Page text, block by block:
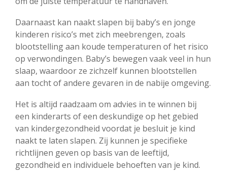
Daarnaast kan naakt slapen bij baby’s en jonge
kinderen risico’s met zich meebrengen, zoals
blootstelling aan koude temperaturen of het risico
op verwondingen. Baby’s bewegen vaak veel in hun
slaap, waardoor ze zichzelf kunnen blootstellen
aan tocht of andere gevaren in de nabije omgeving.
Het is altijd raadzaam om advies in te winnen bij
een kinderarts of een deskundige op het gebied
van kindergezondheid voordat je besluit je kind
naakt te laten slapen. Zij kunnen je specifieke
richtlijnen geven op basis van de leeftijd,
gezondheid en individuele behoeften van je kind.